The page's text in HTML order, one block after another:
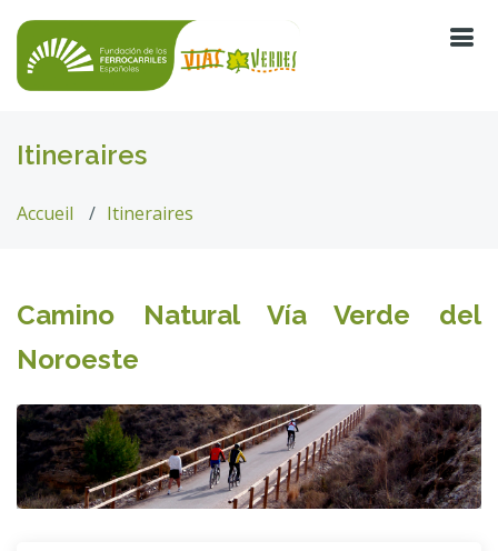
Itineraires
Accueil Itineraires
Camino Natural Vía Verde del
Noroeste